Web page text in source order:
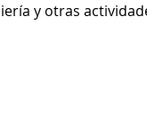
y otras